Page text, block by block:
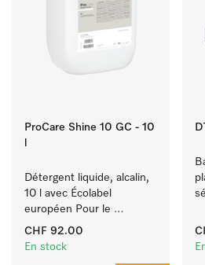
ProCare Shine 10 GC - 10
Détergent liquide, alcalin,
10 l avec Écolabel
européen Pour le
nettoyage des salissures
quotidiennes sur
CHF 92.00
En stock